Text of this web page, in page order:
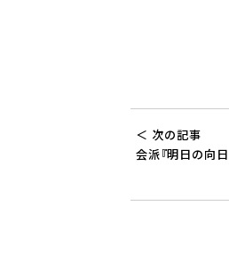
＜ 次の記事
会派『明日の向